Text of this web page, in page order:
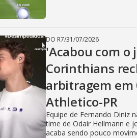
DO R7/31/07/2026
'Acabou com o
Corinthians
arbitragem em
Athletico-PR
Equipe de Fernando Diniz
time de Odair Hellmann e
acaba sendo pouco